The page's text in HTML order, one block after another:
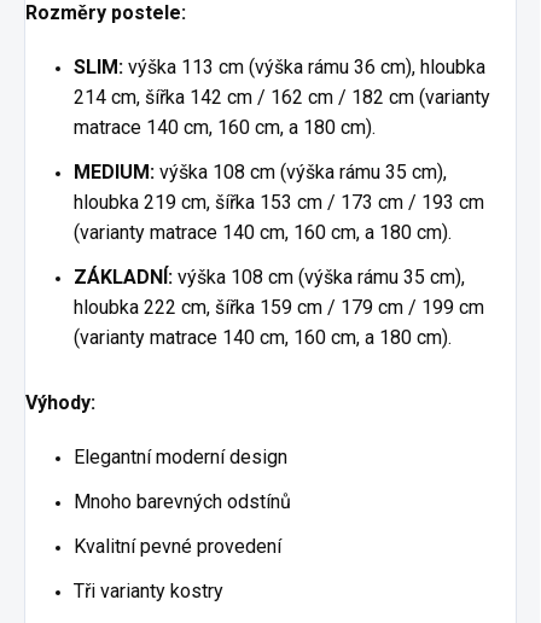
Rozměry postele:
SLIM: výška 113 cm (výška rámu 36 cm), hloubka
214 cm, šířka 142 cm / 162 cm / 182 cm (varianty
matrace 140 cm, 160 cm, a 180 cm).
MEDIUM: výška 108 cm (výška rámu 35 cm),
hloubka 219 cm, šířka 153 cm / 173 cm / 193 cm
(varianty matrace 140 cm, 160 cm, a 180 cm).
ZÁKLADNÍ: výška 108 cm (výška rámu 35 cm),
hloubka 222 cm, šířka 159 cm / 179 cm / 199 cm
(varianty matrace 140 cm, 160 cm, a 180 cm).
Výhody:
Elegantní moderní design
Mnoho barevných odstínů
Kvalitní pevné provedení
Tři varianty kostry